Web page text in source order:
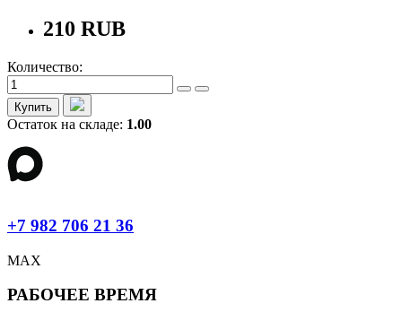
210 RUB
Количество:
Купить
Остаток на складе: 1.00
+7 982 706 21 36
MAX
РАБОЧЕЕ ВРЕМЯ